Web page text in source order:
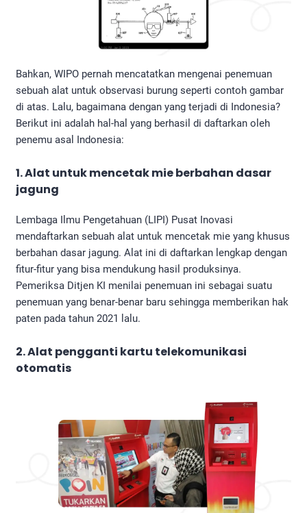
Bahkan, WIPO pernah mencatatkan mengenai penemuan
sebuah alat untuk observasi burung seperti contoh gambar
di atas. Lalu, bagaimana dengan yang terjadi di Indonesia?
Berikut ini adalah hal-hal yang berhasil di daftarkan oleh
penemu asal Indonesia:
1. Alat untuk mencetak mie berbahan dasar
jagung
Lembaga Ilmu Pengetahuan (LIPI) Pusat Inovasi
mendaftarkan sebuah alat untuk mencetak mie yang khusus
berbahan dasar jagung. Alat ini di daftarkan lengkap dengan
fitur-fitur yang bisa mendukung hasil produksinya.
Pemeriksa Ditjen KI menilai penemuan ini sebagai suatu
penemuan yang benar-benar baru sehingga memberikan hak
paten pada tahun 2021 lalu.
2. Alat pengganti kartu telekomunikasi
otomatis